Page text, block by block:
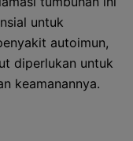
untuk
autoimun,
diperlukan untuk
keamanannya.